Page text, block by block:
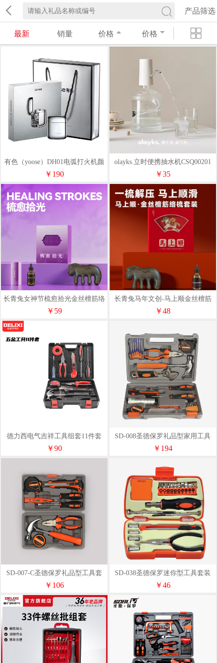
产品筛选
最新 销量 价格 价格
有色（yoose）DH01电弧打火机颜
色可选
￥190
olayks.立时便携抽水机CSQ00201
￥35
长青兔女神节梳愈拾光金丝檀筋络
梳套装
￥59
长青兔马年文创-马上顺金丝檀筋
络梳套装
￥48
德力西电气吉祥工具组套11件套
DDSDGJX04A-1
￥90
SD-008圣德保罗礼品型家用工具
￥194
SD-007-C圣德保罗礼品型工具套
装
￥106
SD-038圣德保罗迷你型工具套装
￥46